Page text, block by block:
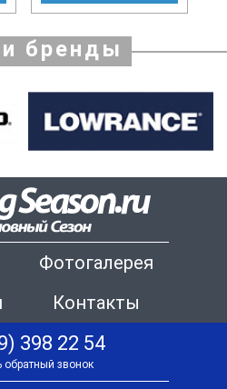
бренды
Фотогалерея
Контакты
398 22 54
обратный звонок